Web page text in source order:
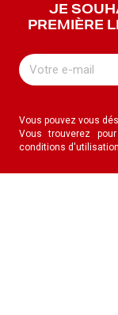
JE
PREMIÈRE
Vous pouvez vous
Vous trouverez
conditions